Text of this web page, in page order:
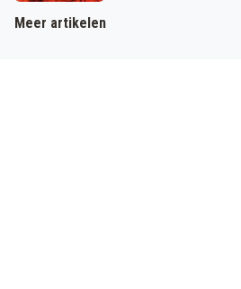
Meer artikelen